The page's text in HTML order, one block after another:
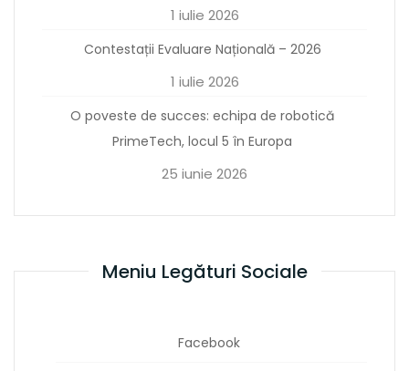
1 iulie 2026
Contestații Evaluare Națională – 2026
1 iulie 2026
O poveste de succes: echipa de robotică
PrimeTech, locul 5 în Europa
25 iunie 2026
Meniu Legături Sociale
Facebook